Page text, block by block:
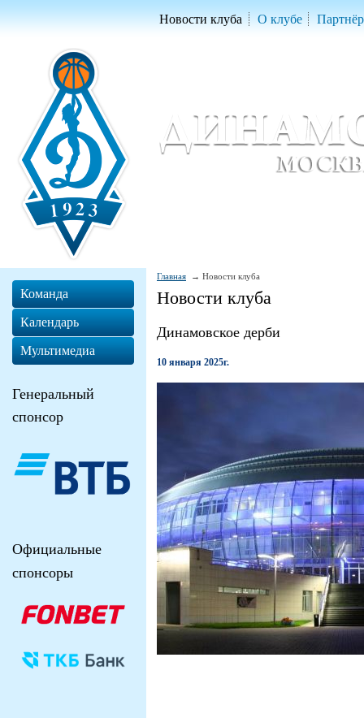
Новости клуба О клубе
Главная Новости клуба
Новости клуба
Динамовское дерби
10 января 2025г.
Команда
Календарь
Мультимедиа
Генеральный
спонсор
Официальные
спонсоры